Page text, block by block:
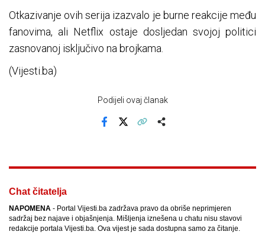
Otkazivanje ovih serija izazvalo je burne reakcije među
fanovima, ali Netflix ostaje dosljedan svojoj politici
zasnovanoj isključivo na brojkama.
(Vijesti.ba)
Podijeli ovaj članak
Chat čitatelja
NAPOMENA - Portal Vijesti.ba zadržava pravo da obriše neprimjeren
sadržaj bez najave i objašnjenja. Mišljenja iznešena u chatu nisu stavovi
redakcije portala Vijesti.ba. Ova vijest je sada dostupna samo za čitanje.